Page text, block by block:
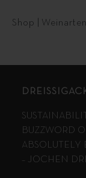
Shop Weinarten
BUZZWORD
ABSOLUTELY
– JOCHEN